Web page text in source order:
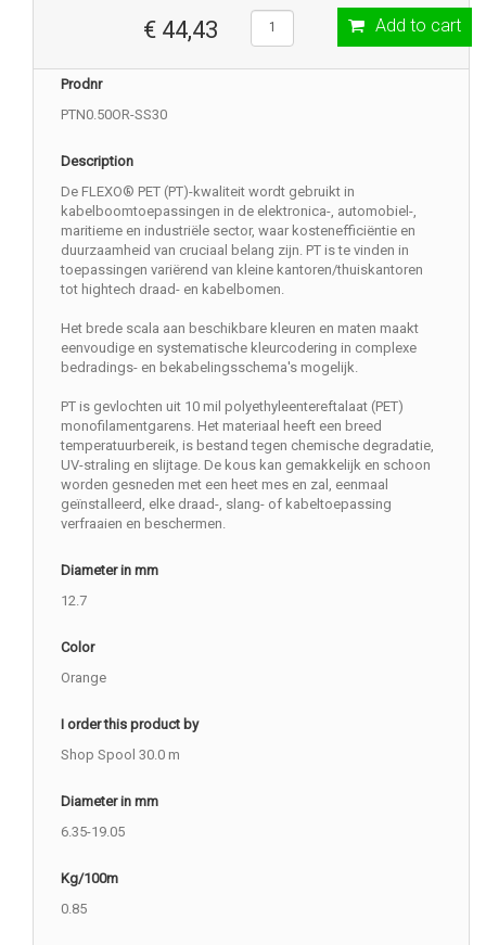
€ 44,43 Add to cart
Prodnr
PTN0.50OR-SS30
Description
De FLEXO® PET (PT)-kwaliteit wordt gebruikt in
kabelboomtoepassingen in de elektronica-, automobiel-,
maritieme en industriële sector, waar kostenefficiëntie en
duurzaamheid van cruciaal belang zijn. PT is te vinden in
toepassingen variërend van kleine kantoren/thuiskantoren
tot hightech draad- en kabelbomen.
Het brede scala aan beschikbare kleuren en maten maakt
eenvoudige en systematische kleurcodering in complexe
bedradings- en bekabelingsschema's mogelijk.
PT is gevlochten uit 10 mil polyethyleentereftalaat (PET)
monofilamentgarens. Het materiaal heeft een breed
temperatuurbereik, is bestand tegen chemische degradatie,
UV-straling en slijtage. De kous kan gemakkelijk en schoon
worden gesneden met een heet mes en zal, eenmaal
geïnstalleerd, elke draad-, slang- of kabeltoepassing
verfraaien en beschermen.
Diameter in mm
12.7
Color
Orange
I order this product by
Shop Spool 30.0 m
Diameter in mm
6.35-19.05
Kg/100m
0.85